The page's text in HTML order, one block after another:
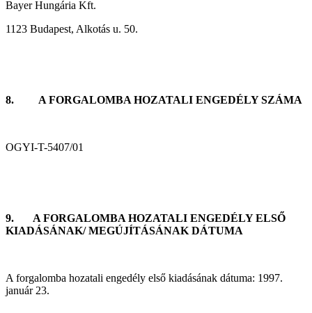
Bayer Hungária Kft.
1123 Budapest, Alkotás u. 50.
8. A FORGALOMBA HOZATALI ENGEDÉLY SZÁMA
OGYI-T-5407/01
9. A FORGALOMBA HOZATALI ENGEDÉLY ELSŐ
KIADÁSÁNAK/ MEGÚJÍTÁSÁNAK DÁTUMA
A forgalomba hozatali engedély első kiadásának dátuma: 1997.
január 23.